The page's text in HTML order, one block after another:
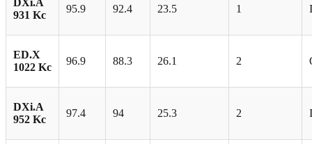
931 Kc
95.9 92.4 23.5 1
ED.X
1022 Kc
96.9 88.3 26.1 2
DXi.A
952 Kc
97.4 94 25.3 2